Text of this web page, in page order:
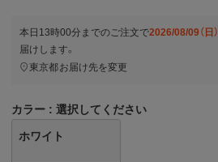
本日 13時00分 までのご注文で2026/08/09（日）
届けします。
東京都お届け先を変更
カラー 選択してください
ホワイト